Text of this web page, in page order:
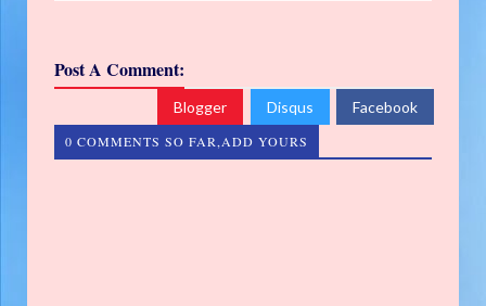
Post A Comment:
Blogger Disqus Facebook
0 COMMENTS SO FAR,ADD YOURS